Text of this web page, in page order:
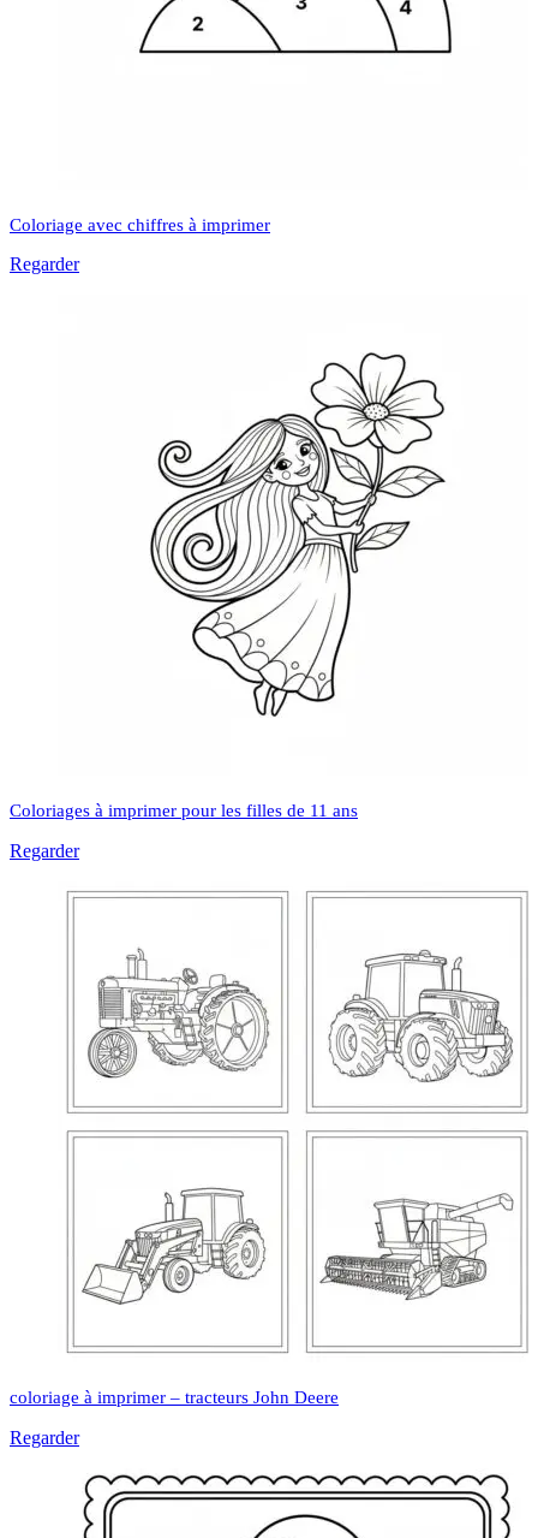
Coloriage avec chiffres à imprimer
Regarder
Coloriages à imprimer pour les filles de 11 ans
Regarder
coloriage à imprimer – tracteurs John Deere
Regarder